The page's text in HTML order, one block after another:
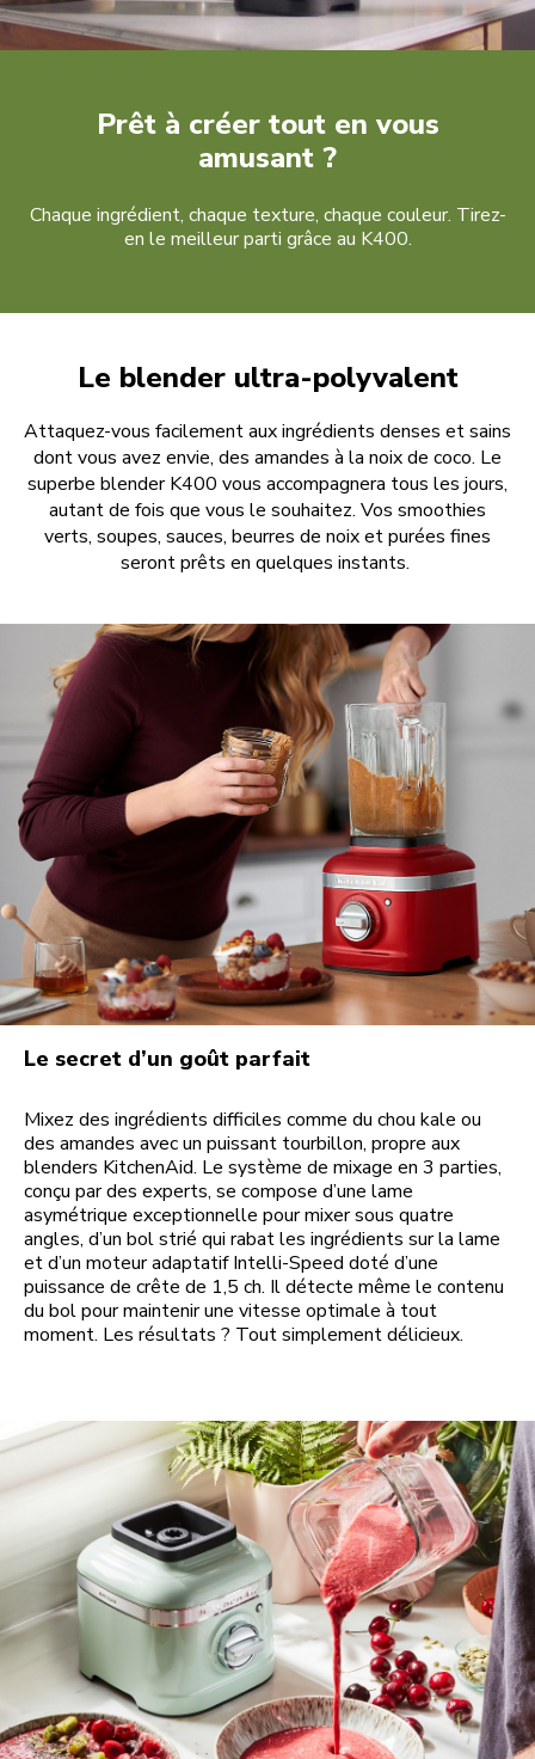
Prêt à créer tout en vous
amusant ?
Chaque ingrédient, chaque texture, chaque couleur. Tirez-
en le meilleur parti grâce au K400.
Le blender ultra-polyvalent
Attaquez-vous facilement aux ingrédients denses et sains
dont vous avez envie, des amandes à la noix de coco. Le
superbe blender K400 vous accompagnera tous les jours,
autant de fois que vous le souhaitez. Vos smoothies
verts, soupes, sauces, beurres de noix et purées fines
seront prêts en quelques instants.
Le secret d’un goût parfait
Mixez des ingrédients difficiles comme du chou kale ou
des amandes avec un puissant tourbillon, propre aux
blenders KitchenAid. Le système de mixage en 3 parties,
conçu par des experts, se compose d’une lame
asymétrique exceptionnelle pour mixer sous quatre
angles, d’un bol strié qui rabat les ingrédients sur la lame
et d’un moteur adaptatif Intelli-Speed doté d’une
puissance de crête de 1,5 ch. Il détecte même le contenu
du bol pour maintenir une vitesse optimale à tout
moment. Les résultats ? Tout simplement délicieux.